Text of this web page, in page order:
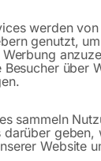
(Österreich):
abweichen.
werden
genutzt, um
über
sammeln
darüber geben,
Website